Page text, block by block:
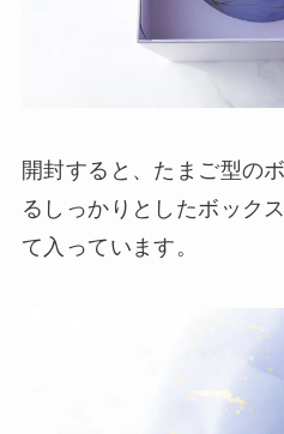
開封すると、たまご型の
るしっかりとしたボック
て入っています。